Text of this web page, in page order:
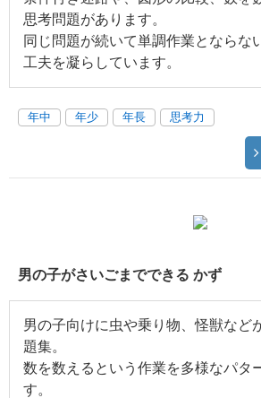
思考問題があります。
同じ問題が続いて単調作業とならな
工夫を凝らしています。
年中 年少 年長 思考力
男の子がさいごまでできる かず
男の子向けに虫や乗り物、怪獣など
題集。
数を数えるという作業を多様なパタ
す。